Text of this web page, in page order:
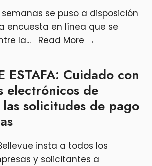
se puso a disposición
encuesta en línea que se
la... Read More →
ESTAFA: Cuidado con
electrónicos de
solicitudes de pago
insta a todos los
y solicitantes a